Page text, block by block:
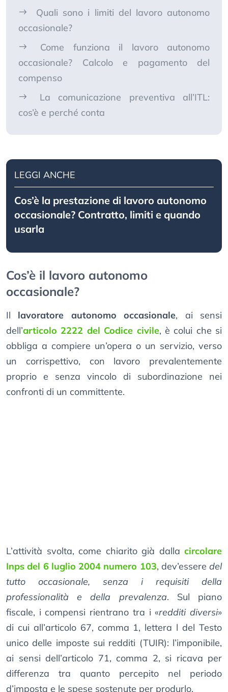
Quali sono i limiti del lavoro autonomo
occasionale?
Come funziona il lavoro autonomo
occasionale? Calcolo e pagamento del
compenso
La comunicazione preventiva all’ITL:
cos’è e perché conta
LEGGI ANCHE
Cos’è la prestazione di lavoro autonomo
occasionale? Contratto, limiti e quando
usarla
Cos’è il lavoro autonomo
occasionale?
Il lavoratore autonomo occasionale, ai sensi
dell’articolo 2222 del Codice civile, è colui che si
obbliga a compiere un’opera o un servizio, verso
un corrispettivo, con lavoro prevalentemente
proprio e senza vincolo di subordinazione nei
confronti di un committente.
L’attività svolta, come chiarito già dalla circolare
Inps del 6 luglio 2004 numero 103, dev’essere del
tutto occasionale, senza i requisiti della
professionalità e della prevalenza. Sul piano
fiscale, i compensi rientrano tra i «redditi diversi»
di cui all’articolo 67, comma 1, lettera l del Testo
unico delle imposte sui redditi (TUIR): l’imponibile,
ai sensi dell’articolo 71, comma 2, si ricava per
differenza tra quanto percepito nel periodo
d’imposta e le spese sostenute per produrlo.